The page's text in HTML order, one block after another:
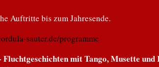
musikalisch-literarische
Auftritte bis zum Jahresende.
sauter.de/programme
mit Tango, Musette und